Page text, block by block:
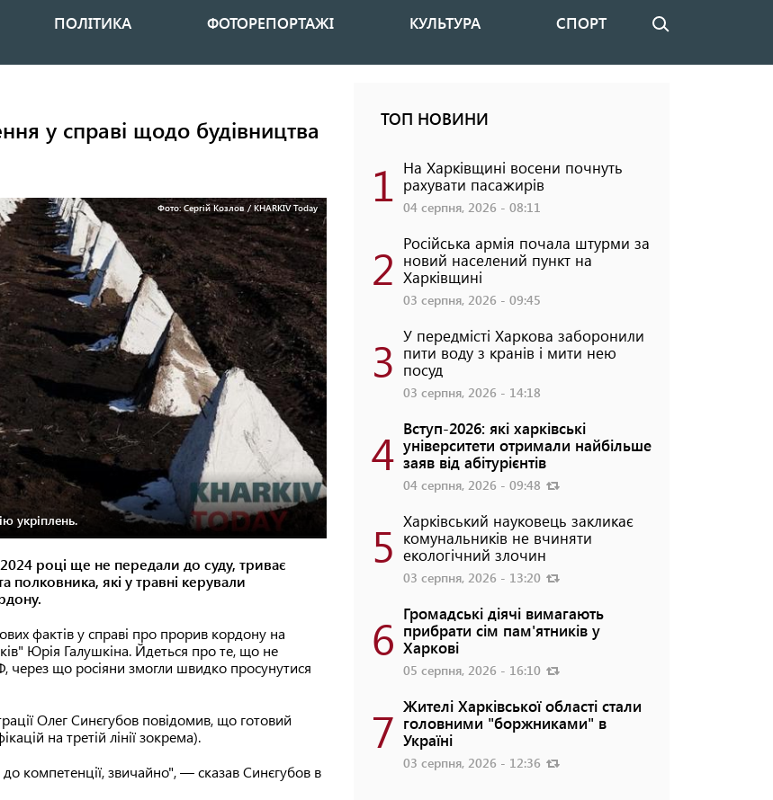
ПОЛІТИКА ФОТОРЕПОРТАЖІ КУЛЬТУРА СПОРТ Пошук
у справі щодо будівництва
Фото: Сергій Козлов / KHARKIV Today
укріплень.
році ще не передали до суду, триває
полковника, які у травні керували
фактів у справі про прорив кордону на
Юрія Галушкіна. Йдеться про те, що не
через що росіяни змогли швидко просунутися
Олег Синєгубов повідомив, що готовий
на третій лінії зокрема).
компетенції, звичайно", — сказав Синєгубов в
ТОП НОВИНИ
1 На Харківщині восени почнуть
рахувати пасажирів
04 серпня, 2026 - 08:11
2 Російська армія почала штурми за
новий населений пункт на
Харківщині
03 серпня, 2026 - 09:45
3 У передмісті Харкова заборонили
пити воду з кранів і мити нею
посуд
03 серпня, 2026 - 14:18
4 Вступ-2026: які харківські
університети отримали найбільше
заяв від абітурієнтів
04 серпня, 2026 - 09:48
5 Харківський науковець закликає
комунальників не вчиняти
екологічний злочин
03 серпня, 2026 - 13:20
6 Громадські діячі вимагають
прибрати сім пам'ятників у
Харкові
05 серпня, 2026 - 16:10
7 Жителі Харківської області стали
головними "боржниками" в
Україні
03 серпня, 2026 - 12:36